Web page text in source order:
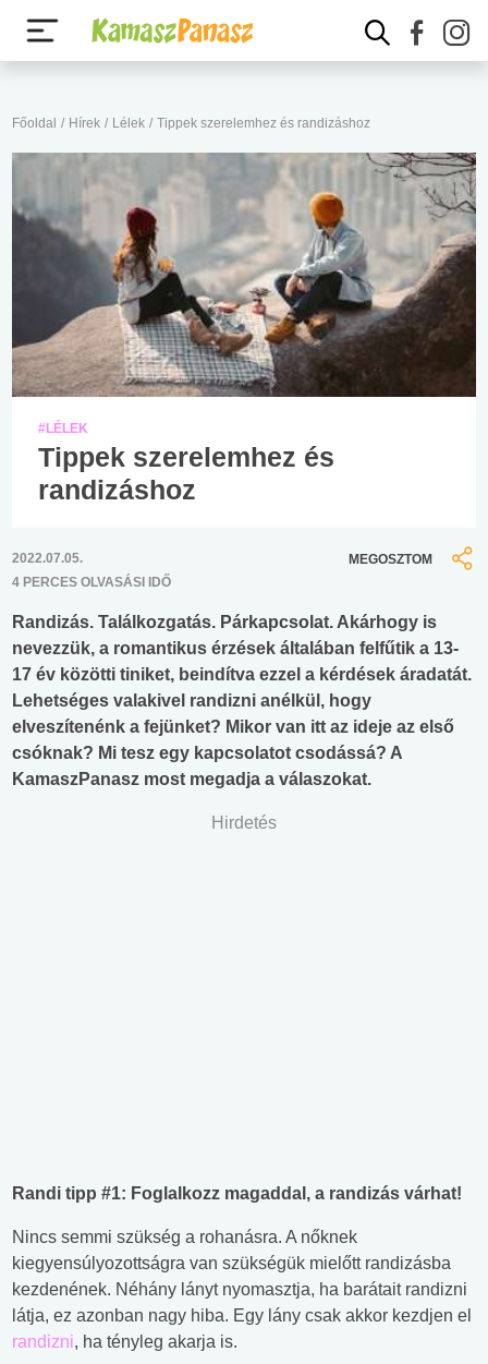
Főoldal / Hírek / Lélek / Tippek szerelemhez és randizáshoz
#LÉLEK
Tippek szerelemhez és
randizáshoz
2022.07.05.
4 PERCES OLVASÁSI IDŐ
MEGOSZTOM
Randizás. Találkozgatás. Párkapcsolat. Akárhogy is
nevezzük, a romantikus érzések általában felfűtik a 13-
17 év közötti tiniket, beindítva ezzel a kérdések áradatát.
Lehetséges valakivel randizni anélkül, hogy
elveszítenénk a fejünket? Mikor van itt az ideje az első
csóknak? Mi tesz egy kapcsolatot csodássá? A
KamaszPanasz most megadja a válaszokat.
Hirdetés
Randi tipp #1: Foglalkozz magaddal, a randizás várhat!
Nincs semmi szükség a rohanásra. A nőknek
kiegyensúlyozottságra van szükségük mielőtt randizásba
kezdenének. Néhány lányt nyomasztja, ha barátait randizni
látja, ez azonban nagy hiba. Egy lány csak akkor kezdjen el
randizni, ha tényleg akarja is.